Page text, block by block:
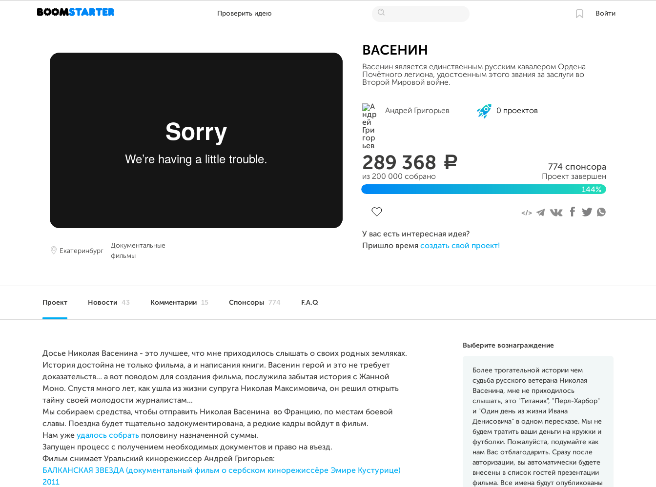
Проверить идею Войти
Екатеринбург
Документальные
фильмы
ВАСЕНИН
Васенин является единственным русским кавалером Ордена
Почётного легиона, удостоенным этого звания за заслуги во
Второй Мировой войне.
Андрей Григорьев 0 проектов
289 368 a
из 200 000 собрано
774 спонсора
Проект завершен
144%
У вас есть интересная идея?
Пришло время создать свой проект!
Проект Новости 43 Комментарии 15 Спонсоры 774 F.A.Q
Выберите вознаграждение
Более трогательной истории чем
судьба русского ветерана Николая
Васенина, мне не приходилось
слышать, это "Титаник", "Перл-Харбор"
и "Один день из жизни Ивана
Денисовича" в одном пересказе. Мы не
будем тратить ваши деньги на кружки и
футболки. Пожалуйста, подумайте как
нам Вас отблагодарить. Сразу после
авторизации, вы автоматически будете
внесены в список гостей презентации
фильма. Все имена будут опубликованы
Досье Николая Васенина - это лучшее, что мне приходилось слышать о своих родных земляках.
История достойна не только фильма, а и написания книги. Васенин герой и это не требует
доказательств… а вот поводом для создания фильма, послужила забытая история с Жанной
Моно. Спустя много лет, как ушла из жизни супруга Николая Максимовича, он решил открыть
тайну своей молодости журналистам...
Мы собираем средства, чтобы отправить Николая Васенина во Францию, по местам боевой
славы. Поездка будет тщательно задокументирована, а редкие кадры войдут в фильм.
Нам уже удалось собрать половину назначенной суммы.
Запущен процесс с получением необходимых документов и право на въезд.
Фильм снимает Уральский кинорежиссер Андрей Григорьев:
БАЛКАНСКАЯ ЗВЕЗДА (документальный фильм о сербском кинорежиссёре Эмире Кустурице)
2011